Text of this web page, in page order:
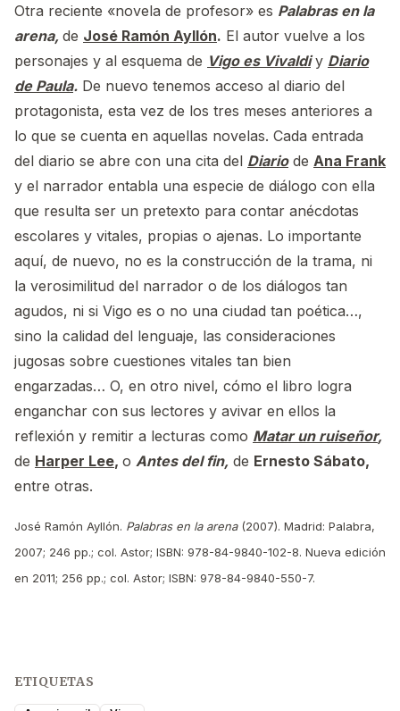
Otra reciente «novela de profesor» es Palabras en la
arena, de José Ramón Ayllón. El autor vuelve a los
personajes y al esquema de Vigo es Vivaldiy Diario
de Paula. De nuevo tenemos acceso al diario del
protagonista, esta vez de los tres meses anteriores a
lo que se cuenta en aquellas novelas. Cada entrada
del diario se abre con una cita del Diariode Ana Frank
y el narrador entabla una especie de diálogo con ella
que resulta ser un pretexto para contar anécdotas
escolares y vitales, propias o ajenas. Lo importante
aquí, de nuevo, no es la construcción de la trama, ni
la verosimilitud del narrador o de los diálogos tan
agudos, ni si Vigo es o no una ciudad tan poética…,
sino la calidad del lenguaje, las consideraciones
jugosas sobre cuestiones vitales tan bien
engarzadas… O, en otro nivel, cómo el libro logra
enganchar con sus lectores y avivar en ellos la
reflexión y remitir a lecturas como Matar un ruiseñor,
de Harper Lee, o Antes del fin, de Ernesto Sábato,
entre otras.
José Ramón Ayllón. Palabras en la arena(2007). Madrid: Palabra,
2007; 246 pp.; col. Astor; ISBN: 978-84-9840-102-8. Nueva edición
en 2011; 256 pp.; col. Astor; ISBN: 978-84-9840-550-7.
ETIQUETAS